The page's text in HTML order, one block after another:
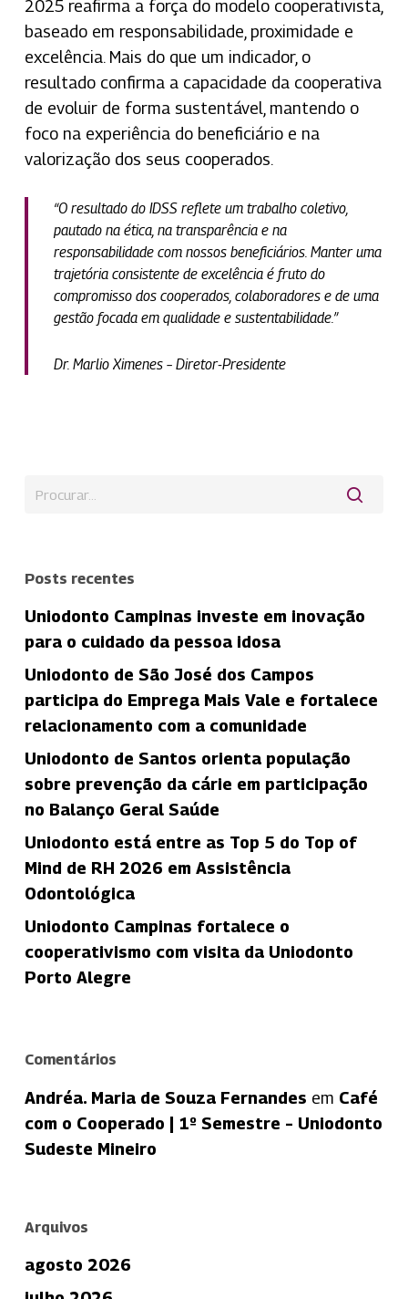
2025 reafirma a força do modelo cooperativista,
baseado em responsabilidade, proximidade e
excelência. Mais do que um indicador, o
resultado confirma a capacidade da cooperativa
de evoluir de forma sustentável, mantendo o
foco na experiência do beneficiário e na
valorização dos seus cooperados.
“O resultado do IDSS reflete um trabalho coletivo,
pautado na ética, na transparência e na
responsabilidade com nossos beneficiários. Manter uma
trajetória consistente de excelência é fruto do
compromisso dos cooperados, colaboradores e de uma
gestão focada em qualidade e sustentabilidade.”
Dr. Marlio Ximenes – Diretor-Presidente
Posts recentes
Uniodonto Campinas investe em inovação
para o cuidado da pessoa idosa
Uniodonto de São José dos Campos
participa do Emprega Mais Vale e fortalece
relacionamento com a comunidade
Uniodonto de Santos orienta população
sobre prevenção da cárie em participação
no Balanço Geral Saúde
Uniodonto está entre as Top 5 do Top of
Mind de RH 2026 em Assistência
Odontológica
Uniodonto Campinas fortalece o
cooperativismo com visita da Uniodonto
Porto Alegre
Comentários
Andréa. Maria de Souza Fernandes em Café
com o Cooperado | 1º Semestre – Uniodonto
Sudeste Mineiro
Arquivos
agosto 2026